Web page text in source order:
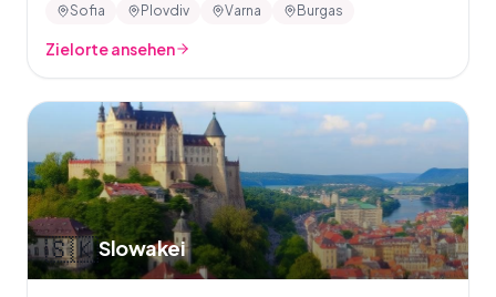
Sofia Plovdiv Varna Burgas
Zielorte ansehen
🇸🇰Slowakei